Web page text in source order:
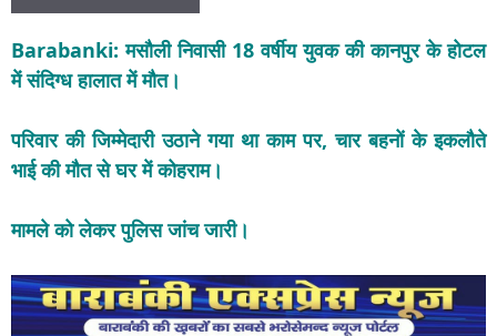
Barabanki: मसौली निवासी 18 वर्षीय युवक की कानपुर के होटल
में संदिग्ध हालात में मौत।
परिवार की जिम्मेदारी उठाने गया था काम पर, चार बहनों के इकलौते
भाई की मौत से घर में कोहराम।
मामले को लेकर पुलिस जांच जारी।